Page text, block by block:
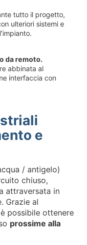
tutto il progetto,
ulteriori sistemi e
da remoto.
abbinata al
interfaccia con
e
/ antigelo)
chiuso,
attraversata in
Grazie al
possibile ottenere
prossime alla